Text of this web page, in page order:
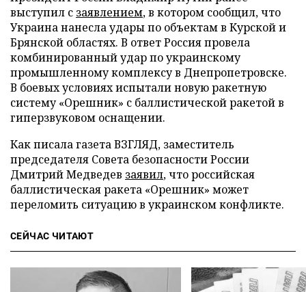
выступил с заявлением, в котором сообщил, что
Украина нанесла удары по объектам в Курской и
Брянской областях. В ответ Россия провела
комбинированный удар по украинскому
промышленному комплексу в Днепропетровске.
В боевых условиях испытали новую ракетную
систему «Орешник» с баллистической ракетой в
гиперзвуковом оснащении.
Как писала газета ВЗГЛЯД, заместитель
председателя Совета безопасности России
Дмитрий Медведев заявил, что российская
баллистическая ракета «Орешник» может
переломить ситуацию в украинском конфликте.
СЕЙЧАС ЧИТАЮТ